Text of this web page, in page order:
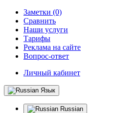
Заметки (0)
Сравнить
Наши услуги
Тарифы
Реклама на сайте
Вопрос-ответ
Личный кабинет
Язык
Russian